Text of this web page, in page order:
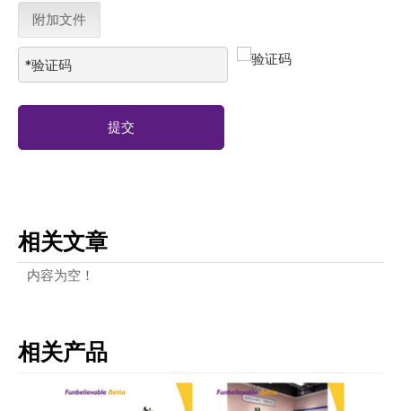
附加文件
提交
相关文章
内容为空！
相关产品